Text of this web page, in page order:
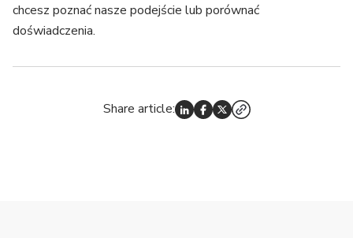
chcesz poznać nasze podejście lub porównać
doświadczenia.
Share article: